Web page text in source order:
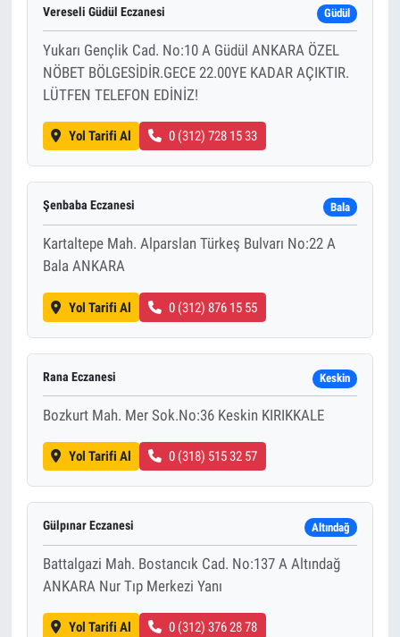
Vereseli Güdül Eczanesi Güdül
Yukarı Gençlik Cad. No:10 A Güdül ANKARA ÖZEL
NÖBET BÖLGESİDİR.GECE 22.00YE KADAR AÇIKTIR.
LÜTFEN TELEFON EDİNİZ!
Yol Tarifi Al 0 (312) 728 15 33
Şenbaba Eczanesi Bala
Kartaltepe Mah. Alparslan Türkeş Bulvarı No:22 A
Bala ANKARA
Yol Tarifi Al 0 (312) 876 15 55
Rana Eczanesi Keskin
Bozkurt Mah. Mer Sok.No:36 Keskin KIRIKKALE
Yol Tarifi Al 0 (318) 515 32 57
Gülpınar Eczanesi Altındağ
Battalgazi Mah. Bostancık Cad. No:137 A Altındağ
ANKARA Nur Tıp Merkezi Yanı
Yol Tarifi Al 0 (312) 376 28 78